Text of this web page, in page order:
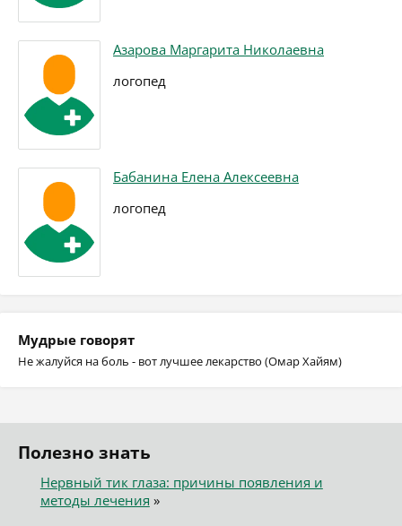
Азарова Маргарита Николаевна
логопед
Бабанина Елена Алексеевна
логопед
Мудрые говорят
Не жалуйся на боль - вот лучшее лекарство (Омар Хайям)
Полезно знать
Нервный тик глаза: причины появления и
методы лечения »